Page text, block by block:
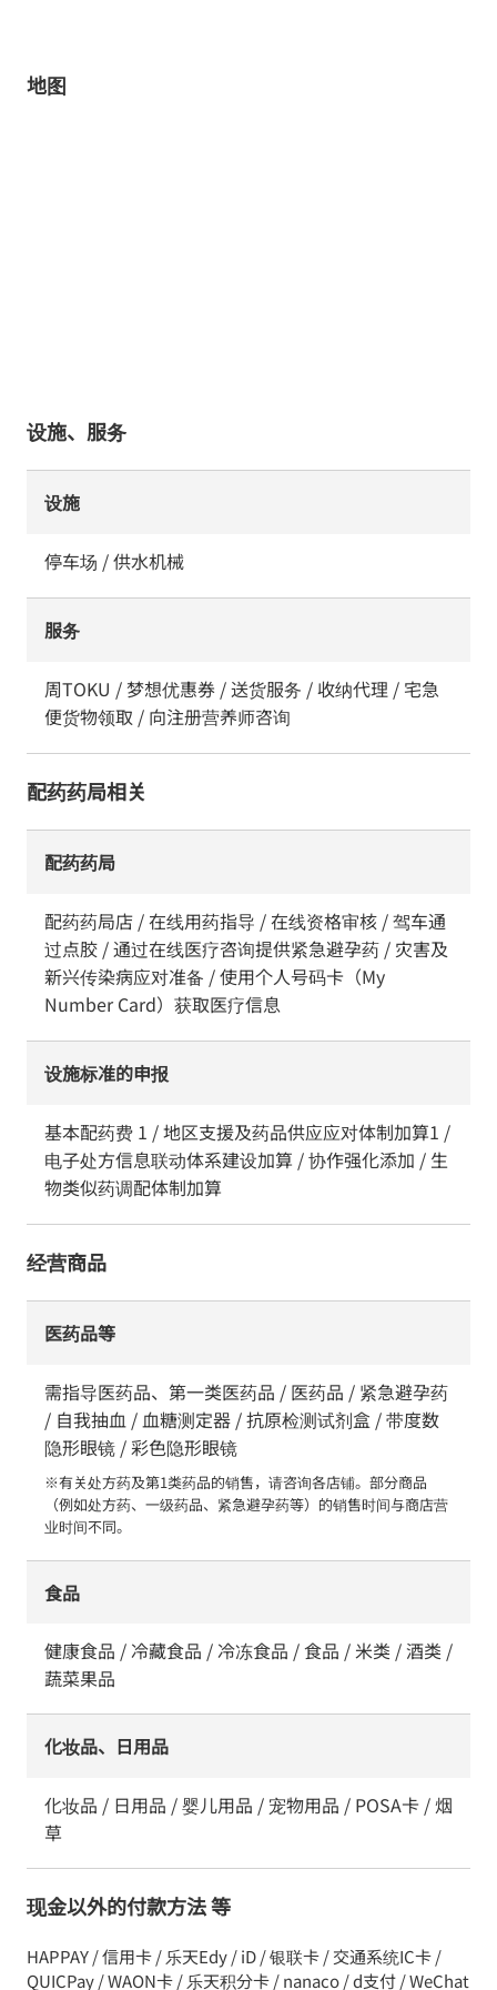
地图
设施、服务
设施
停车场 / 供水机械
服务
周TOKU / 梦想优惠券 / 送货服务 / 收纳代理 / 宅急
便货物领取 / 向注册营养师咨询
配药药局相关
配药药局
配药药局店 / 在线用药指导 / 在线资格审核 / 驾车通
过点胶 / 通过在线医疗咨询提供紧急避孕药 / 灾害及
新兴传染病应对准备 / 使用个人号码卡（My
Number Card）获取医疗信息
设施标准的申报
基本配药费 1 / 地区支援及药品供应应对体制加算1 /
电子处方信息联动体系建设加算 / 协作强化添加 / 生
物类似药调配体制加算
经营商品
医药品等
需指导医药品、第一类医药品 / 医药品 / 紧急避孕药
/ 自我抽血 / 血糖测定器 / 抗原检测试剂盒 / 带度数
隐形眼镜 / 彩色隐形眼镜
※有关处方药及第1类药品的销售，请咨询各店铺。部分商品
（例如处方药、一级药品、紧急避孕药等）的销售时间与商店营
业时间不同。
食品
健康食品 / 冷藏食品 / 冷冻食品 / 食品 / 米类 / 酒类 /
蔬菜果品
化妆品、日用品
化妆品 / 日用品 / 婴儿用品 / 宠物用品 / POSA卡 / 烟
草
现金以外的付款方法 等
HAPPAY / 信用卡 / 乐天Edy / iD / 银联卡 / 交通系统IC卡 /
QUICPay / WAON卡 / 乐天积分卡 / nanaco / d支付 / WeChat